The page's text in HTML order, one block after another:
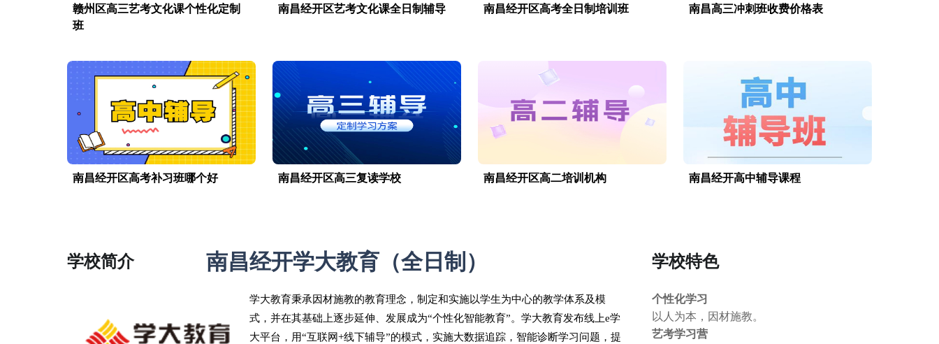
赣州区高三艺考文化课个性化定制
班
南昌经开区艺考文化课全日制辅导 南昌经开区高考全日制培训班 南昌高三冲刺班收费价格表
南昌经开区高考补习班哪个好 南昌经开区高三复读学校 南昌经开区高二培训机构 南昌经开高中辅导课程
学校简介 南昌经开学大教育（全日制）
学大教育秉承因材施教的教育理念，制定和实施以学生为中心的教学体系及模
式，并在其基础上逐步延伸、发展成为“个性化智能教育”。 学大教育发布线上e学
大平台，用“互联网+线下辅导”的模式，实施大数据追踪，智能诊断学习问题，提
学校特色
个性化学习
以人为本，因材施教。
艺考学习营